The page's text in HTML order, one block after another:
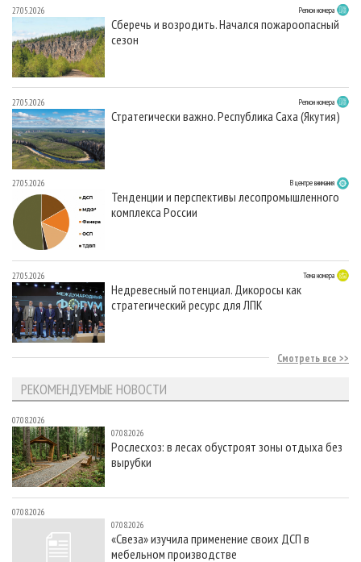
27.05.2026 Регион номера
Сберечь и возродить. Начался пожароопасный
сезон
27.05.2026 Регион номера
Стратегически важно. Республика Саха (Якутия)
27.05.2026 В центре внимания
Тенденции и перспективы лесопромышленного
комплекса России
27.05.2026 Тема номера
Недревесный потенциал. Дикоросы как
стратегический ресурс для ЛПК
Смотреть все
РЕКОМЕНДУЕМЫЕ НОВОСТИ
07.08.2026
07.08.2026
Рослесхоз: в лесах обустроят зоны отдыха без
вырубки
07.08.2026
07.08.2026
«Свеза» изучила применение своих ДСП в
мебельном производстве